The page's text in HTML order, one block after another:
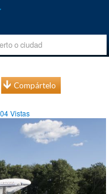
Compártelo
Vistas